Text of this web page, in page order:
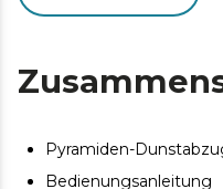
Sauggeschwindigkeit
Handbewegung vor
Erleuchten Sie Ihren
energiesparenden
Pyramiden-
Bedienungsanleitung